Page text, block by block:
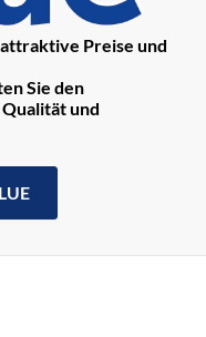
Preise und
Sie den
und